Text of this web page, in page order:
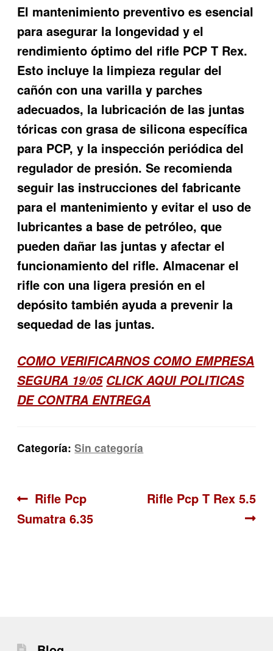
El mantenimiento preventivo es esencial
para asegurar la longevidad y el
rendimiento óptimo del rifle PCP T Rex.
Esto incluye la limpieza regular del
cañón con una varilla y parches
adecuados, la lubricación de las juntas
tóricas con grasa de silicona específica
para PCP, y la inspección periódica del
regulador de presión. Se recomienda
seguir las instrucciones del fabricante
para el mantenimiento y evitar el uso de
lubricantes a base de petróleo, que
pueden dañar las juntas y afectar el
funcionamiento del rifle. Almacenar el
rifle con una ligera presión en el
depósito también ayuda a prevenir la
sequedad de las juntas.
COMO VERIFICARNOS COMO EMPRESA
SEGURA 19/05 CLICK AQUI POLITICAS
DE CONTRA ENTREGA
Categoría:Sin categoría
Navegación
de
Anterior:
Rifle Pcp
Sumatra 6.35
Siguiente:
Rifle Pcp T Rex 5.5